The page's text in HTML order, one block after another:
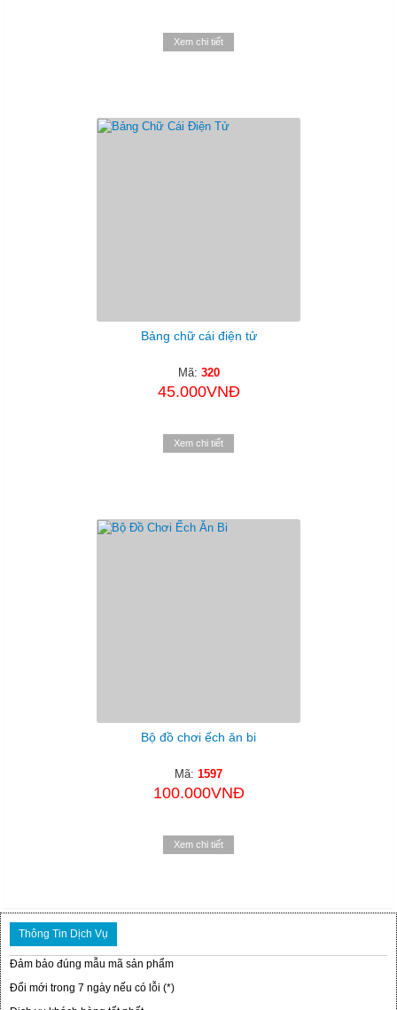
Xem chi tiết
Bảng chữ cái điện tử
Mã: 320
45.000VNĐ
Xem chi tiết
Bộ đồ chơi ếch ăn bi
Mã: 1597
100.000VNĐ
Xem chi tiết
Thông Tin Dịch Vụ
Đảm bảo đúng mẫu mã sản phẩm
Đổi mới trong 7 ngày nếu có lỗi (*)